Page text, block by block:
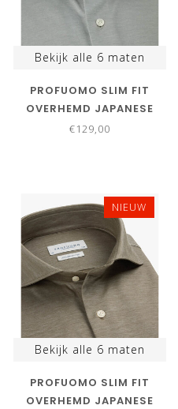
Bekijk alle 6 maten
PROFUOMO SLIM FIT
OVERHEMD JAPANESE
KNITTED GRIJS GREY
€129,00
NIEUW
Bekijk alle 6 maten
PROFUOMO SLIM FIT
OVERHEMD JAPANESE